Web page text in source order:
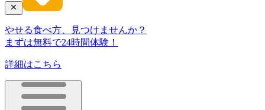
やせる食べ方、見つけませんか？
まずは無料で24時間体験！
詳細はこちら